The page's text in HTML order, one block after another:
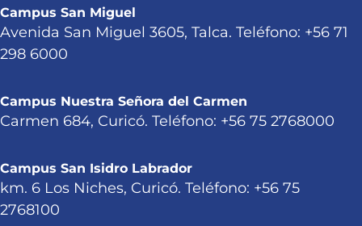
Campus San Miguel
Avenida San Miguel 3605, Talca. Teléfono: +56 71
298 6000
Campus Nuestra Señora del Carmen
Carmen 684, Curicó. Teléfono: +56 75 2768000
Campus San Isidro Labrador
km. 6 Los Niches, Curicó. Teléfono: +56 75
2768100